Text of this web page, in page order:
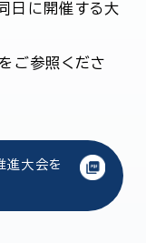
日に開催する大
ご参照くださ
進大会を